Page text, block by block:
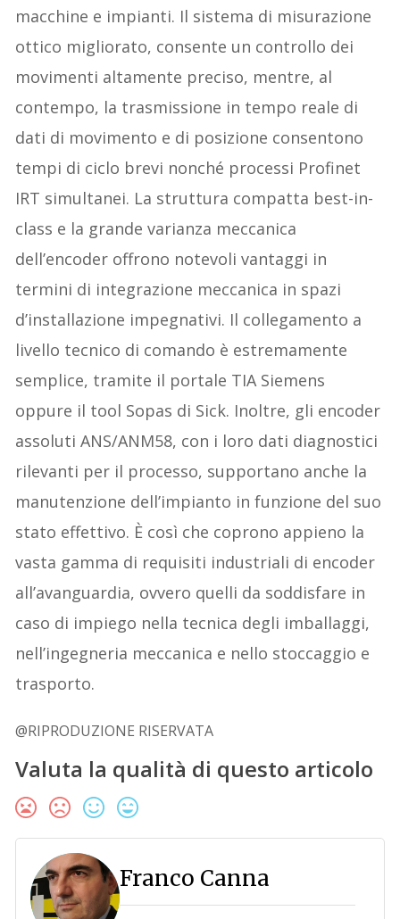
macchine e impianti. Il sistema di misurazione
ottico migliorato, consente un controllo dei
movimenti altamente preciso, mentre, al
contempo, la trasmissione in tempo reale di
dati di movimento e di posizione consentono
tempi di ciclo brevi nonché processi Profinet
IRT simultanei. La struttura compatta best-in-
class e la grande varianza meccanica
dell’encoder offrono notevoli vantaggi in
termini di integrazione meccanica in spazi
d’installazione impegnativi. Il collegamento a
livello tecnico di comando è estremamente
semplice, tramite il portale TIA Siemens
oppure il tool Sopas di Sick. Inoltre, gli encoder
assoluti ANS/ANM58, con i loro dati diagnostici
rilevanti per il processo, supportano anche la
manutenzione dell’impianto in funzione del suo
stato effettivo. È così che coprono appieno la
vasta gamma di requisiti industriali di encoder
all’avanguardia, ovvero quelli da soddisfare in
caso di impiego nella tecnica degli imballaggi,
nell’ingegneria meccanica e nello stoccaggio e
trasporto.
@RIPRODUZIONE RISERVATA
Valuta la qualità di questo articolo
Franco Canna